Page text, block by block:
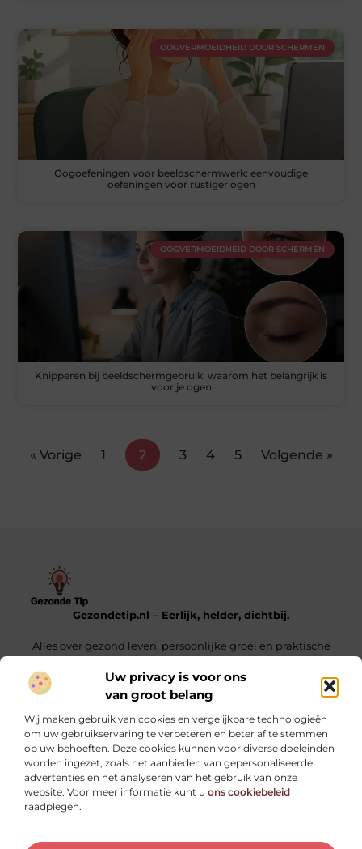
Uw privacy is voor ons
van groot belang
Wij maken gebruik van cookies en vergelijkbare technologieën
om uw gebruikservaring te verbeteren en beter af te stemmen
op uw behoeften. Deze cookies kunnen voor diverse doeleinden
worden ingezet, zoals het aanbieden van gepersonaliseerde
advertenties en het analyseren van het gebruik van onze
website. Voor meer informatie kunt u ons cookiebeleid
raadplegen.
OOGVERMOEIDHEID DOOR SCHERMEN
Oogoefeningen voor beeldschermwerk: eenvoudige
oefeningen voor rustiger ogen
OOGVERMOEIDHEID DOOR SCHERMEN
Knipperen bij beeldschermgebruik: waarom het belangrijk is
voor je ogen
« Vorige 1 2 3 4 5 Volgende »
Gezondetip.nl – Eerlijk, helder, dichtbij.
Alles over gezond leven, persoonlijke groei en praktische
tips voor elke dag.
Onze informatie
Bericht categorie